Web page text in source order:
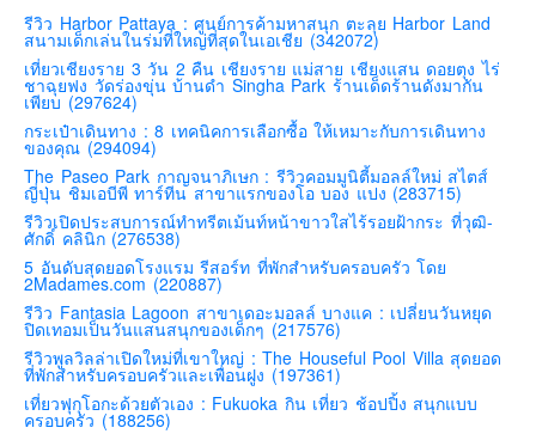
สวิสเซอร์แลนด์
โปรตุเกส
สเปน
โครเอเชีย
สโลเวเนีย
มอนเตรเนโกร
บอสเนียและเฮอร์เซโกวีน่า
ญี่ปุ่น
คันโต-โตเกียวและรอบๆ
คันไซ-โอซาก้า เกียวโต
คิวชู – ฟุกุโอกะ ซางะ เปปปุ ยุฟุอิน นางาซากิ
ฟูจิ
รีวิว Harbor Pattaya : ศูนย์การค้ามหาสนุก ตะลุย Harbor Land
สนามเด็กเล่นในร่มที่ใหญ่ที่สุดในเอเชีย (342072)
เที่ยวเชียงราย 3 วัน 2 คืน เชียงราย แม่สาย เชียงแสน ดอยตุง ไร่
ชาฉุยฟง วัดร่องขุ่น บ้านดำ Singha Park ร้านเด็ดร้านดังมากัน
เพียบ (297624)
กระเป๋าเดินทาง : 8 เทคนิคการเลือกซื้อ ให้เหมาะกับการเดินทาง
ของคุณ (294094)
The Paseo Park กาญจนาภิเษก : รีวิวคอมมูนิตี้มอลล์ใหม่ สไตส์
ญี่ปุ่น ชิมเอบีพี ทาร์ทีน สาขาแรกของโอ บอง แปง (283715)
รีวิวเปิดประสบการณ์ทำทรีตเม้นท์หน้าขาวใสไร้รอยฝ้ากระ ที่วุฒิ-
ศักดิ์ คลินิก (276538)
5 อันดับสุดยอดโรงแรม รีสอร์ท ที่พักสำหรับครอบครัว โดย
2Madames.com (220887)
รีวิว Fantasia Lagoon สาขาเดอะมอลล์ บางแค : เปลี่ยนวันหยุด
ปิดเทอมเป็นวันแสนสนุกของเด็กๆ (217576)
รีวิวพูลวิลล่าเปิดใหม่ที่เขาใหญ่ : The Houseful Pool Villa สุดยอด
ที่พักสำหรับครอบครัวและเพื่อนฝูง (197361)
เที่ยวฟุกุโอกะด้วยตัวเอง : Fukuoka กิน เที่ยว ช้อปปิ้ง สนุกแบบ
ครอบครัว (188256)